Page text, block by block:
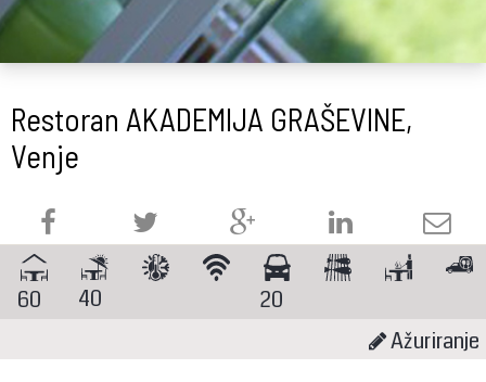
Restoran AKADEMIJA GRAŠEVINE,
Venje
60 40
20
Ažuriranje